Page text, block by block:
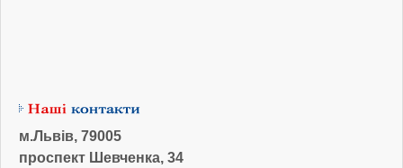
м.Львів, 79005
проспект Шевченка, 34